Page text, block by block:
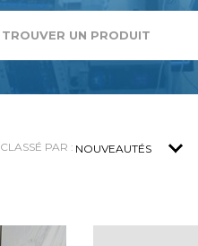
CLASSÉ PAR :